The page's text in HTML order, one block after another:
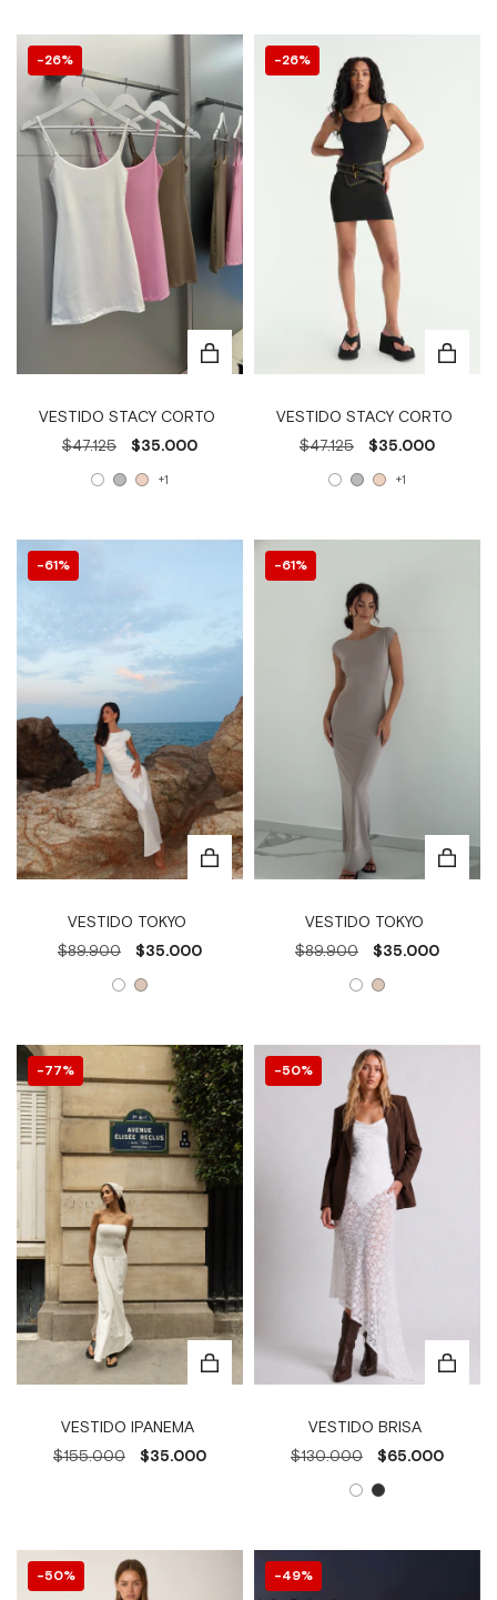
26%
VESTIDO STACY CORTO
$47.125
$35.000
+1
26%
VESTIDO STACY CORTO
$47.125
$35.000
+1
61%
VESTIDO TOKYO
$89.900
$35.000
61%
VESTIDO TOKYO
$89.900
$35.000
77%
VESTIDO IPANEMA
$155.000
$35.000
50%
VESTIDO BRISA
$130.000
$65.000
50% 49%